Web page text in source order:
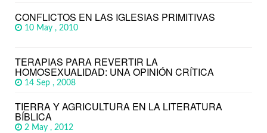
CONFLICTOS EN LAS IGLESIAS PRIMITIVAS
10 May , 2010
TERAPIAS PARA REVERTIR LA
HOMOSEXUALIDAD: UNA OPINIÓN CRÍTICA
14 Sep , 2008
TIERRA Y AGRICULTURA EN LA LITERATURA
BÍBLICA
2 May , 2012